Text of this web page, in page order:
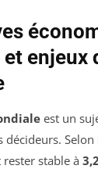
enjeux
est un
décideurs. Selon
stable à